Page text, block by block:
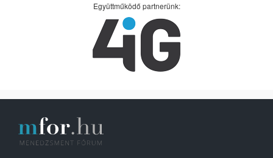
Együttműködő partnerünk: